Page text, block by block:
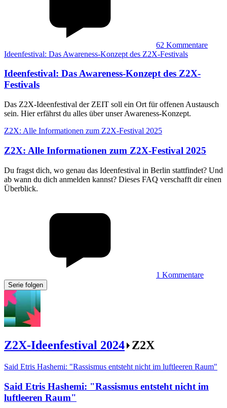
62 Kommentare
Ideenfestival: Das Awareness-Konzept des Z2X-Festivals
Ideenfestival: Das Awareness-Konzept des Z2X-
Festivals
Das Z2X-Ideenfestival der ZEIT soll ein Ort für offenen Austausch
sein. Hier erfährst du alles über unser Awareness-Konzept.
Z2X: Alle Informationen zum Z2X-Festival 2025
Z2X: Alle Informationen zum Z2X-Festival 2025
Du fragst dich, wo genau das Ideenfestival in Berlin stattfindet? Und
ab wann du dich anmelden kannst? Dieses FAQ verschafft dir einen
Überblick.
1 Kommentare
Serie folgen
Z2X-Ideenfestival 2024 Z2X
Said Etris Hashemi: "Rassismus entsteht nicht im luftleeren Raum"
Said Etris Hashemi: "Rassismus entsteht nicht im
luftleeren Raum"